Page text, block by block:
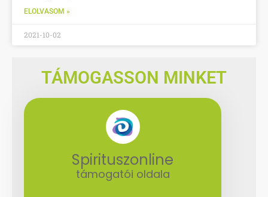
ELOLVASOM »
2021-10-02
TÁMOGASSON MINKET
Spirituszonline
támogatói oldala